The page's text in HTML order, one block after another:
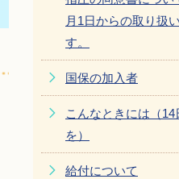
月1日からの取り扱
す。
国保の加入者
こんなときには（
を）
給付について